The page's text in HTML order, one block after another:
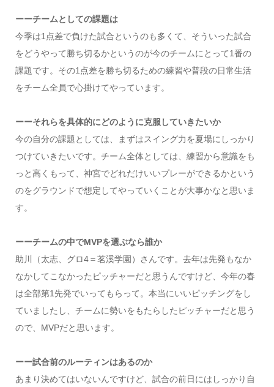
ーーチームとしての課題は
今季は1点差で負けた試合というのも多くて、そういった試合
をどうやって勝ち切るかというのが今のチームにとって1番の
課題です。その1点差を勝ち切るための練習や普段の日常生活
をチーム全員で心掛けてやっています。
ーーそれらを具体的にどのように克服していきたいか
今の自分の課題としては、まずはスイング力を夏場にしっかり
つけていきたいです。チーム全体としては、練習から意識をも
っと高くもって、神宮でどれだけいいプレーができるかという
のをグラウンドで想定してやっていくことが大事かなと思いま
す。
ーーチームの中でMVPを選ぶなら誰か
助川（太志、グロ4＝茗溪学園）さんです。去年は先発もなか
なかしてこなかったピッチャーだと思うんですけど、今年の春
は全部第1先発でいってもらって。本当にいいピッチングをし
ていましたし、チームに勢いをもたらしたピッチャーだと思う
ので、MVPだと思います。
ーー試合前のルーティンはあるのか
あまり決めてはいないんですけど、試合の前日にはしっかり自